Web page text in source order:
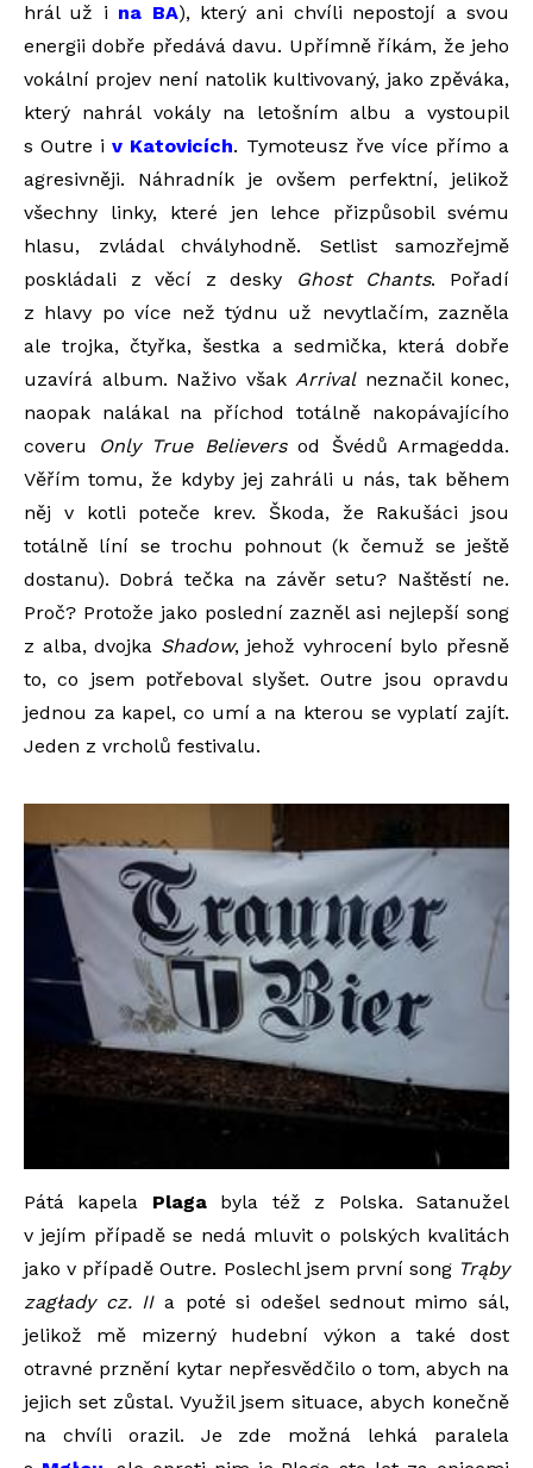
hrál už i na BA), který ani chvíli nepostojí a svou
energii dobře předává davu. Upřímně říkám, že jeho
vokální projev není natolik kultivovaný, jako zpěváka,
který nahrál vokály na letošním albu a vystoupil
s Outre iv Katovicích. Tymoteusz řve více přímo a
agresivněji. Náhradník je ovšem perfektní, jelikož
všechny linky, které jen lehce přizpůsobil svému
hlasu, zvládal chvályhodně. Setlist samozřejmě
poskládali z věcí z desky
Ghost Chants. Pořadí
z hlavy po více než týdnu už nevytlačím, zazněla
ale trojka, čtyřka, šestka a sedmička, která dobře
uzavírá album. Naživo však Arrivalneznačil konec,
naopak nalákal na příchod totálně nakopávajícího
coveru
Only True Believersod Švédů Armagedda.
Věřím tomu, že kdyby jej zahráli u nás, tak během
něj v kotli poteče krev. Škoda, že Rakušáci jsou
totálně líní se trochu pohnout (k čemuž se ještě
dostanu). Dobrá tečka na závěr setu? Naštěstí ne.
Proč? Protože jako poslední zazněl asi nejlepší song
z alba, dvojka Shadow, jehož vyhrocení bylo přesně
to, co jsem potřeboval slyšet. Outre jsou opravdu
jednou za kapel, co umí a na kterou se vyplatí zajít.
Jeden z vrcholů festivalu.
Pátá kapela Plagabyla též z Polska. Satanužel
v jejím případě se nedá mluvit o polských kvalitách
jako v případě Outre. Poslechl jsem první song Trąby
zagłady cz. IIa poté si odešel sednout mimo sál,
jelikož mě mizerný hudební výkon a také dost
otravné prznění kytar nepřesvědčilo o tom, abych na
jejich set zůstal. Využil jsem situace, abych konečně
na chvíli orazil. Je zde možná lehká paralela